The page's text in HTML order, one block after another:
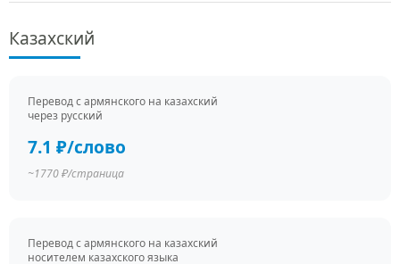
Казахский
Перевод c армянского на казахский
через русский
7.1 ₽/слово
~1770 ₽/страница
Перевод c армянского на казахский
носителем казахского языка